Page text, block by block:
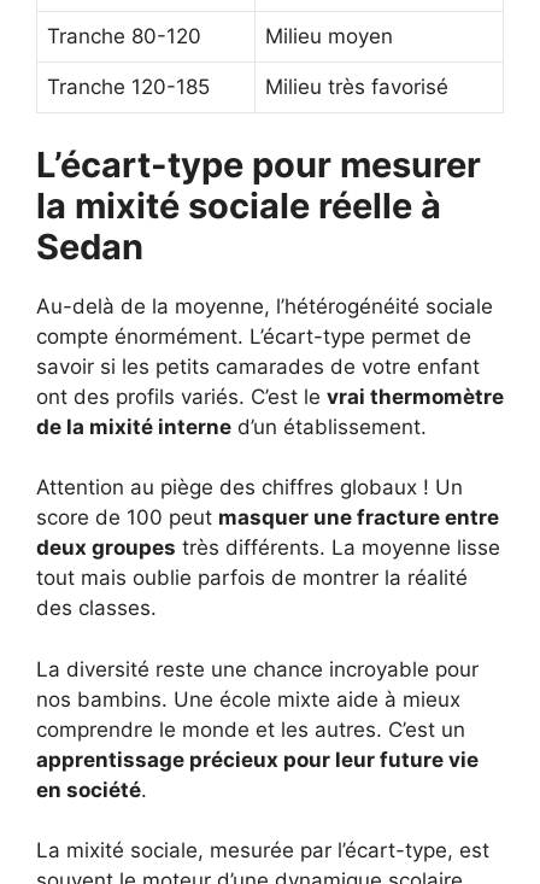
Tranche 80-120 Milieu moyen
Tranche 120-185 Milieu très favorisé
L’écart-type pour mesurer
la mixité sociale réelle à
Sedan
Au-delà de la moyenne, l’hétérogénéité sociale
compte énormément. L’écart-type permet de
savoir si les petits camarades de votre enfant
ont des profils variés. C’est le vrai thermomètre
de la mixité interne d’un établissement.
Attention au piège des chiffres globaux ! Un
score de 100 peut masquer une fracture entre
deux groupes très différents. La moyenne lisse
tout mais oublie parfois de montrer la réalité
des classes.
La diversité reste une chance incroyable pour
nos bambins. Une école mixte aide à mieux
comprendre le monde et les autres. C’est un
apprentissage précieux pour leur future vie
en société.
La mixité sociale, mesurée par l’écart-type, est